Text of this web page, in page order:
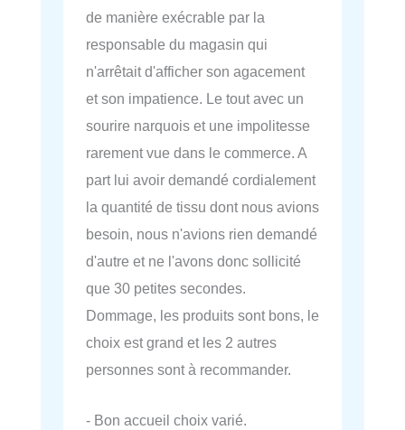
de manière exécrable par la
responsable du magasin qui
n'arrêtait d'afficher son agacement
et son impatience. Le tout avec un
sourire narquois et une impolitesse
rarement vue dans le commerce. A
part lui avoir demandé cordialement
la quantité de tissu dont nous avions
besoin, nous n'avions rien demandé
d'autre et ne l'avons donc sollicité
que 30 petites secondes.
Dommage, les produits sont bons, le
choix est grand et les 2 autres
personnes sont à recommander.
- Bon accueil choix varié.